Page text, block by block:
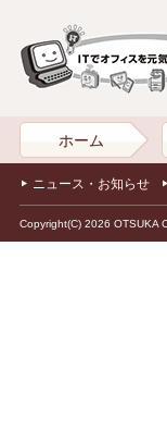
ホーム
ニュース・お知らせ
Copyright(C) 2026 OTSUKA